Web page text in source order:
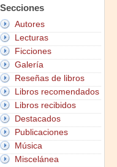
Secciones
Autores
Lecturas
Ficciones
Galería
Reseñas de libros
Libros recomendados
Libros recibidos
Destacados
Publicaciones
Música
Miscelánea